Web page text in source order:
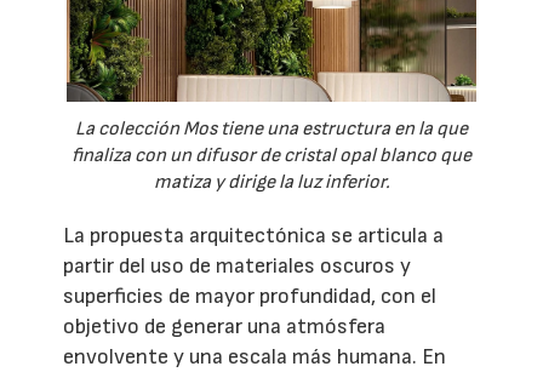
La colección Mos tiene una estructura en la que
finaliza con un difusor de cristal opal blanco que
matiza y dirige la luz inferior.
La propuesta arquitectónica se articula a
partir del uso de materiales oscuros y
superficies de mayor profundidad, con el
objetivo de generar una atmósfera
envolvente y una escala más humana. En